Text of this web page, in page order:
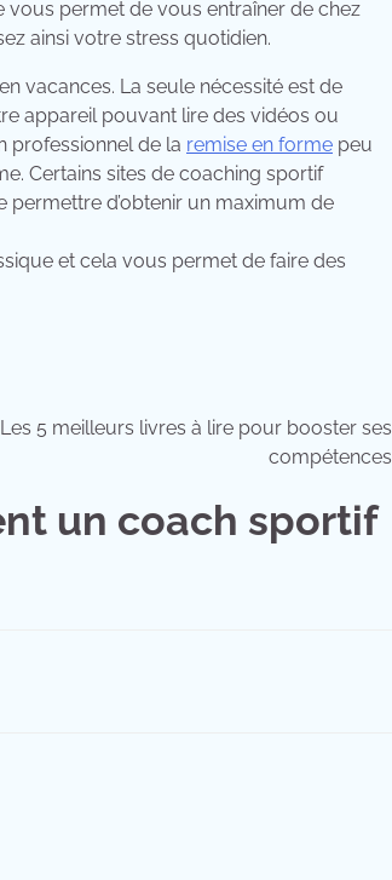
vous permet de vous entraîner de chez
ainsi votre stress quotidien.
vacances. La seule nécessité est de
appareil pouvant lire des vidéos ou
professionnel de la remise en forme peu
Certains sites de coaching sportif
d’obtenir un maximum de
et cela vous permet de faire des
Les 5 meilleurs livres à lire pour booster ses
compétences
un coach sportif